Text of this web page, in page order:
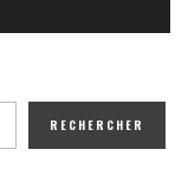
RECHERCHER